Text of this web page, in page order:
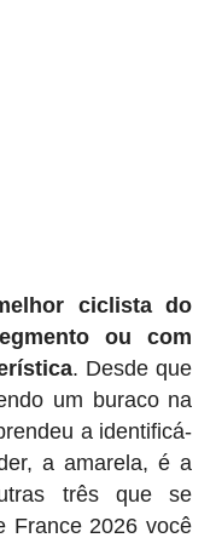
ciclista do
ou com
. Desde que
um buraco na
a identificá-
a amarela, é a
três que se
France 2026 você